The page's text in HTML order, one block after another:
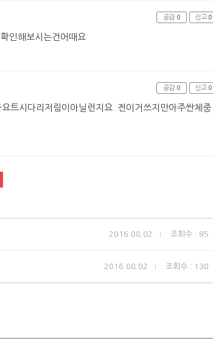
인해보시는건어때요
공감 0 신고 0
트시다리저림이아닐런지요..전이거쓰지만아주싼체중
공감 0 신고 0
2016.08.02 조회수 : 95
2016.08.02 조회수 : 130